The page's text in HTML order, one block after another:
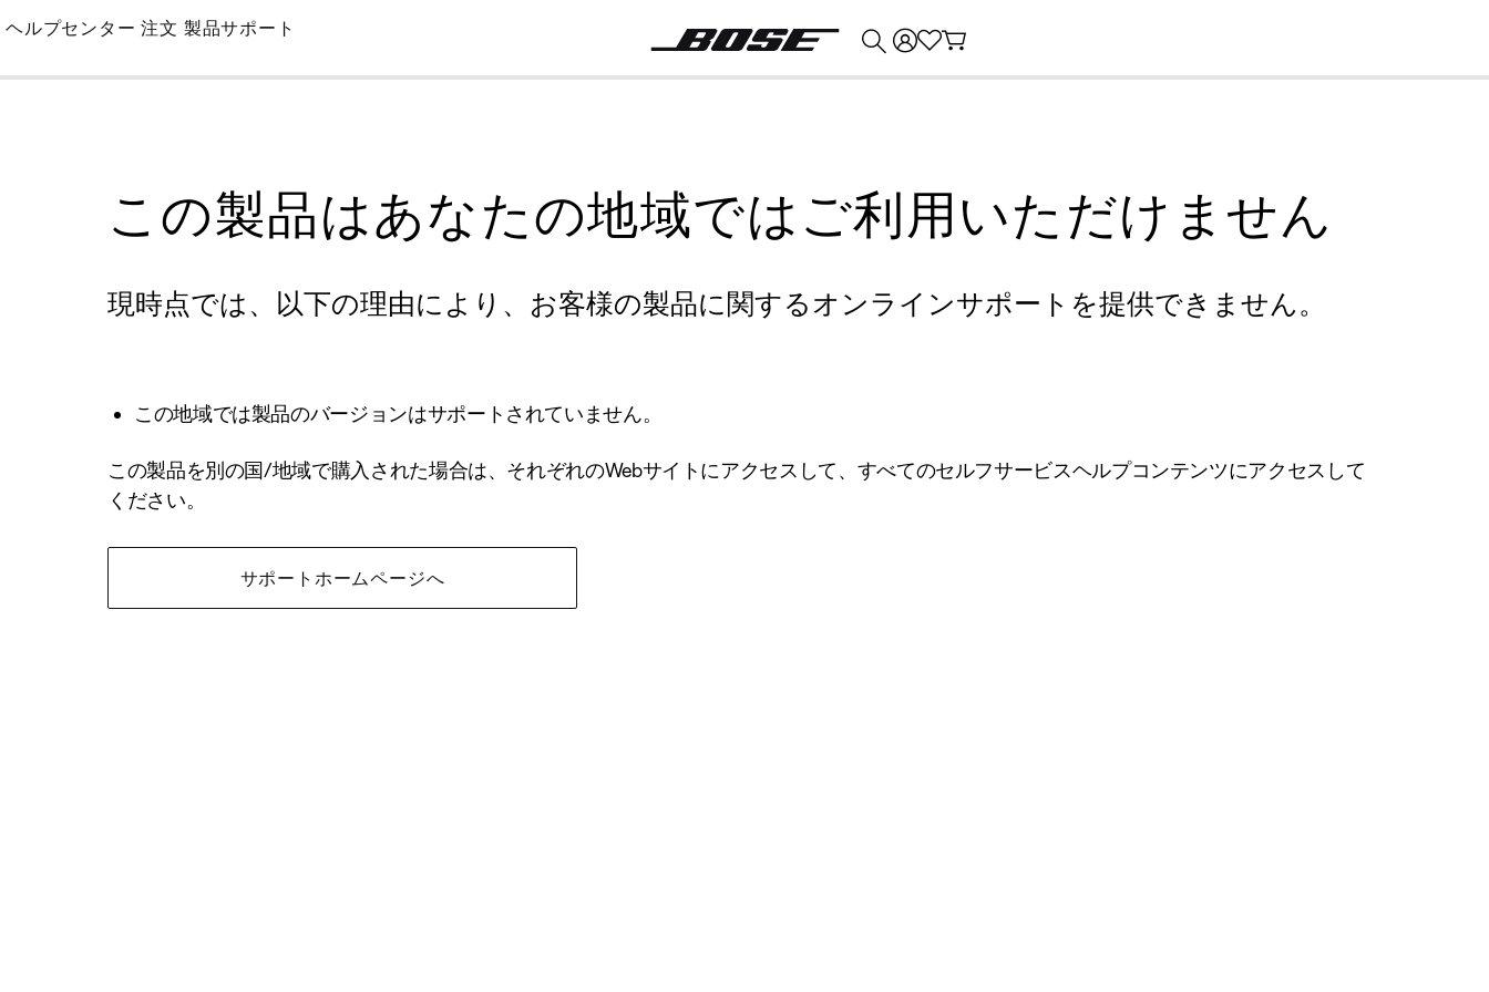
Skip
Main
ヘルプセンター 注文 製品サポート
この製品はあなたの地域ではご利用いただけません
現時点では、以下の理由により、お客様の製品に関するオンラインサポートを提供できません。
この地域では製品のバージョンはサポートされていません。
この製品を別の国/地域で購入された場合は、それぞれのWebサイトにアクセスして、すべてのセルフサービスヘルプコンテンツにアクセスして
ください。
サポートホームページへ